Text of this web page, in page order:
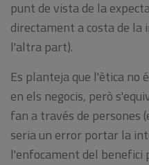
punt de vista de la
directament a costa de la
l'altra part).
Es planteja que l'ètica no
en els negocis, però
fan através de persones (
seriaun error portar la
l'enfocament del benefici